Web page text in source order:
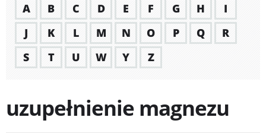
A B C D E F G H
I
J
K L M N O P Q
R
S
T U W Y Z
uzupełnienie magnezu